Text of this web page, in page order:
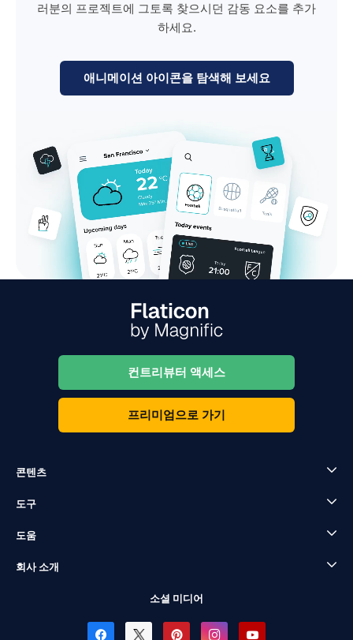
러분의 프로젝트에 그토록 찾으시던 감동 요소를 추가
하세요.
애니메이션 아이콘을 탐색해 보세요
컨트리뷰터 액세스
프리미엄으로 가기
콘텐츠
도구
도움
회사 소개
소셜 미디어